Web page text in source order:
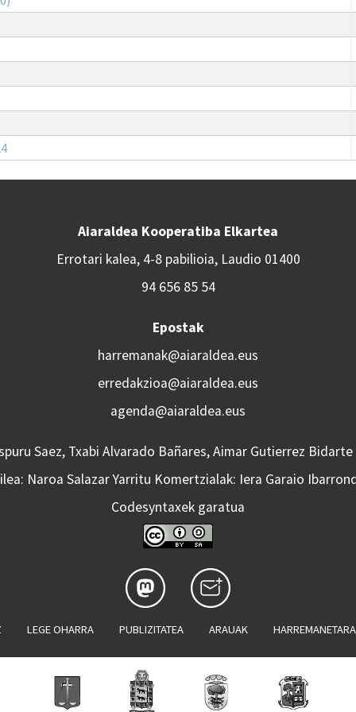
Aiaraldea Kooperatiba Elkartea
Errotari kalea, 4-8 pabilioia, Laudio 01400
94 656 85 54
Epostak
harremanak@aiaraldea.eus
erredakzioa@aiaraldea.eus
agenda@aiaraldea.eus
Saez, Txabi Alvarado Bañares, Aimar Gutierrez
Naroa Salazar Yarritu Komertzialak: Iera Garaio
Codesyntaxek garatua
LEGE OHARRA PUBLIZITATEA ARAUAK